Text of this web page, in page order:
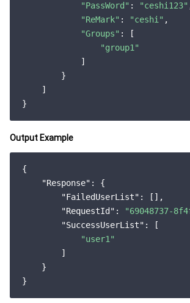
云顾问 - 混沌演练
配额中心
云顾问-Tencent RTC 云助手
认证信息
第三方
腾讯云培训认证
合作伙伴支持计划
"PassWord" : "ceshi123"
"ReMark" : "ceshi" ,
"Groups" : [
"group1"
            ]
        }
    ]
Output Example
{
"Response" : {
"FailedUserList" : [],
"RequestId" :
"69048737-
"SuccessUserList" : [
"user1"
        ]
    }